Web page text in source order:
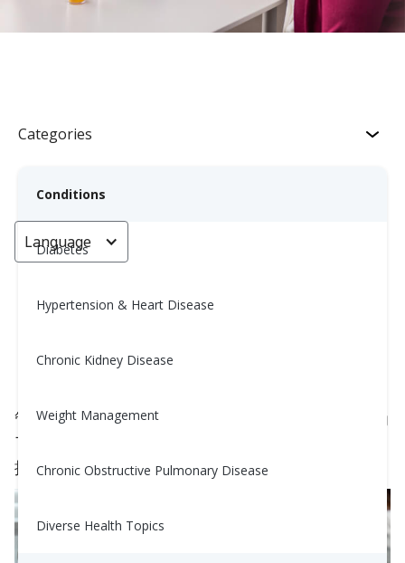
Categories
Conditions
Diabetes
Hypertension & Heart Disease
Chronic Kidney Disease
Weight Management
Chronic Obstructive Pulmonary Disease
Diverse Health Topics
Language
按时服药对您的健康至关重要
Jonathan Gonzalez, MS, RD, CSG, LD, CDCES
管理慢性疾病如高血压、糖尿病或心脏病不仅仅是为
了今天感觉更好——这关系到
按指示服用处方药物在这方面起着至关重要的作用。